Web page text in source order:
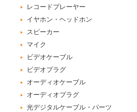
レコードプレーヤー
イヤホン・ヘッドホン
スピーカー
マイク
ビデオケーブル
ビデオプラグ
オーディオケーブル
オーディオプラグ
光デジタルケーブル・パーツ